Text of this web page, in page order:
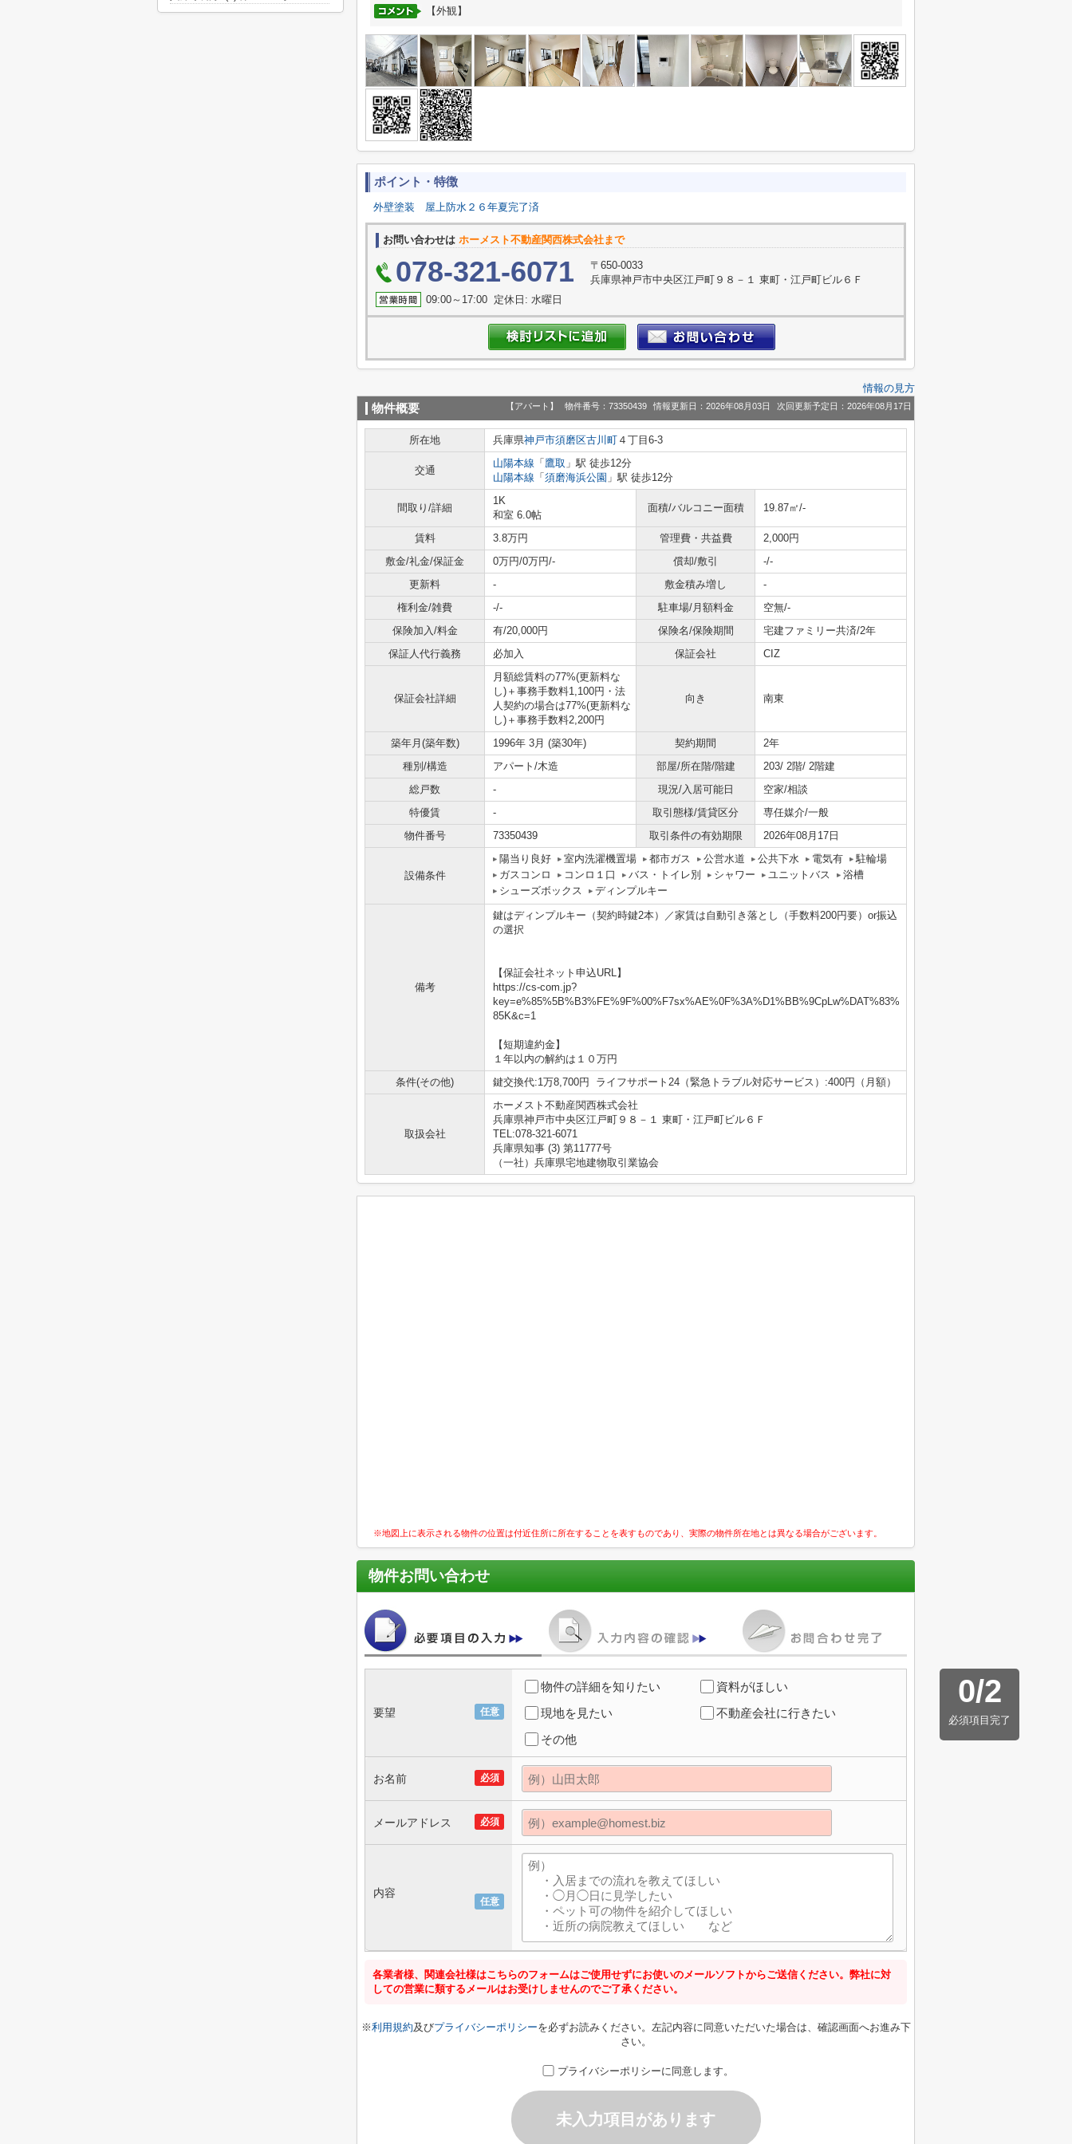
【外観】
ポイント・特徴
外壁塗装 屋上防水２６年夏完了済
お問い合わせは ホーメスト不動産関西株式会社まで
078-321-6071
〒650-0033
兵庫県神戸市中央区江戸町９８－１ 東町・江戸町ビル６Ｆ
09:00～17:00 定休日: 水曜日
情報の見方
物件概要 【アパート】 物件番号：73350439 情報更新日：2026年08月03日 次回更新予定日：2026年08月17日
所在地 兵庫県神戸市須磨区古川町 ４丁目6-3
交通
山陽本線 「 鷹取 」駅 徒歩12分
山陽本線 「 須磨海浜公園 」駅 徒歩12分
間取り/詳細
1K
和室 6.0帖
面積/バルコニー面積 19.87㎡/-
賃料 3.8万円 管理費・共益費
2,000円
敷金/礼金/保証金
0万円/0万円/- 償却/敷引
-/-
更新料
- 敷金積み増し
-
権利金/雑費
-/- 駐車場/月額料金
空無/-
保険加入/料金
有/20,000円 保険名/保険期間
宅建ファミリー共済/2年
保証人代行義務
必加入 保証会社 CIZ
保証会社詳細
月額総賃料の77%(更新料な
し)＋事務手数料1,100円・法
人契約の場合は77%(更新料な
し)＋事務手数料2,200円
向き 南東
築年月(築年数) 1996年 3月 (築30年) 契約期間
2年
種別/構造
アパート/木造 部屋/所在階/階建
203/ 2階/ 2階建
総戸数
- 現況/入居可能日
空家/相談
特優賃
- 取引態様/賃貸区分
専任媒介/一般
物件番号
73350439 取引条件の有効期限 2026年08月17日
設備条件
陽当り良好 室内洗濯機置場 都市ガス 公営水道 公共下水 電気有
駐輪場
ガスコンロ
コンロ１口 バス・トイレ別 シャワー ユニットバス
浴槽
シューズボックス
ディンプルキー
備考
鍵はディンプルキー（契約時鍵2本）／家賃は自動引き落とし（手数料200円要）or振込
の選択
【保証会社ネット申込URL】
https://cs-com.jp?
key=e%85%5B%B3%FE%9F%00%F7sx%AE%0F%3A%D1%BB%9CpLw%DAT%83%
85K&c=1
【短期違約金】
１年以内の解約は１０万円
条件(その他)
鍵交換代:1万8,700円 ライフサポート24（緊急トラブル対応サービス）:400円（月額）
取扱会社
ホーメスト不動産関西株式会社
兵庫県神戸市中央区江戸町９８－１ 東町・江戸町ビル６Ｆ
TEL:078-321-6071
兵庫県知事 (3) 第11777号
（一社）兵庫県宅地建物取引業協会
※地図上に表示される物件の位置は付近住所に所在することを表すものであり、実際の物件所在地とは異なる場合がございます。
物件お問い合わせ
0/2
必須項目完了
任意
要望
物件の詳細を知りたい
資料がほしい
現地を見たい
不動産会社に行きたい
その他
必須
お名前
必須
メールアドレス
任意
内容
各業者様、関連会社様はこちらのフォームはご使用せずにお使いのメールソフトからご送信ください。弊社に対
しての営業に類するメールはお受けしませんのでご了承ください。
※利用規約及びプライバシーポリシーを必ずお読みください。左記内容に同意いただいた場合は、確認画面へお進み下
さい。
プライバシーポリシーに同意します。
未入力項目があります